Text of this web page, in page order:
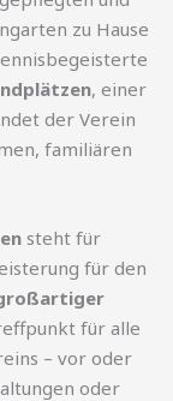
zu Hause
, einer
der Verein
familiären
steht für
für den
für alle
– vor oder
oder